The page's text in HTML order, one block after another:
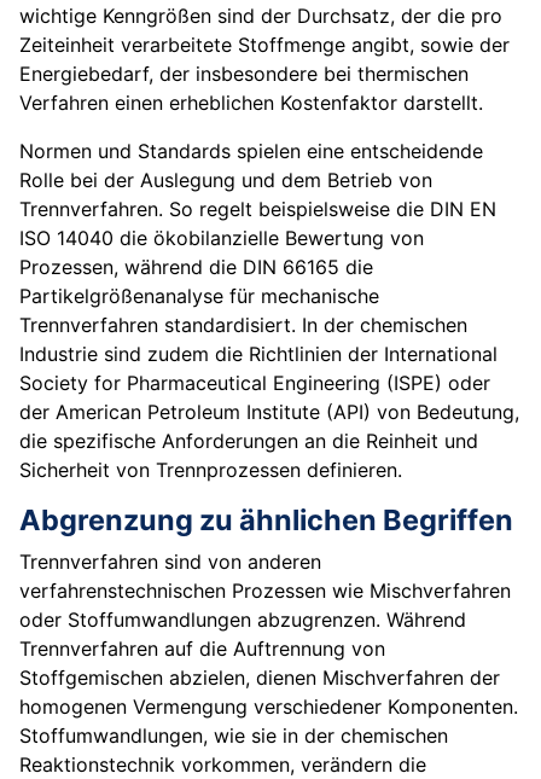
wichtige Kenngrößen sind der Durchsatz, der die pro
Zeiteinheit verarbeitete Stoffmenge angibt, sowie der
Energiebedarf, der insbesondere bei thermischen
Verfahren einen erheblichen Kostenfaktor darstellt.
Normen und Standards spielen eine entscheidende
Rolle bei der Auslegung und dem Betrieb von
Trennverfahren. So regelt beispielsweise die DIN EN
ISO 14040 die ökobilanzielle Bewertung von
Prozessen, während die DIN 66165 die
Partikelgrößenanalyse für mechanische
Trennverfahren standardisiert. In der chemischen
Industrie sind zudem die Richtlinien der International
Society for Pharmaceutical Engineering (ISPE) oder
der American Petroleum Institute (API) von Bedeutung,
die spezifische Anforderungen an die Reinheit und
Sicherheit von Trennprozessen definieren.
Abgrenzung zu ähnlichen Begriffen
Trennverfahren sind von anderen
verfahrenstechnischen Prozessen wie Mischverfahren
oder Stoffumwandlungen abzugrenzen. Während
Trennverfahren auf die Auftrennung von
Stoffgemischen abzielen, dienen Mischverfahren der
homogenen Vermengung verschiedener Komponenten.
Stoffumwandlungen, wie sie in der chemischen
Reaktionstechnik vorkommen, verändern die